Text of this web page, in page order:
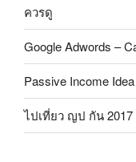
ควรดู
Google Adwords –
Passive Income
ไปเที่ยว ญป กัน 2017